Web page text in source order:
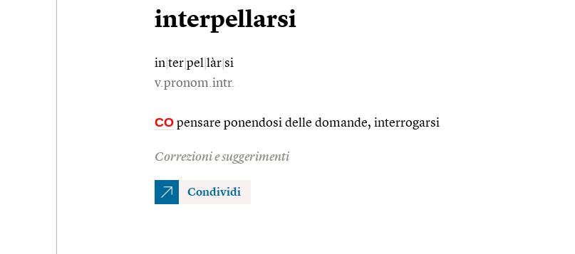
interpellarsi
in ter pel làr si
v.pronom.intr.
CO pensare ponendosi delle domande, interrogarsi
Correzioni e suggerimenti
Condividi